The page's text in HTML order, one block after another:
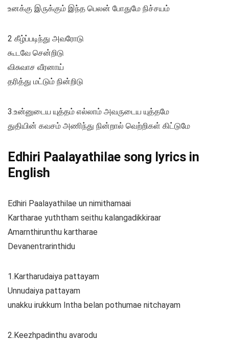
உனக்கு இருக்கும் இந்த பெலன் போதுமே நிச்சயம்
2 கீழ்ப்படிந்து அவரோடு
கூடவே சென்றிடு
விசுவாச வீரனாய்
தரித்து மட்டும் நின்றிடு
3.உன்னுடைய யுத்தம் எல்லாம் அவருடைய யுத்தமே
துதியின் கவசம் அணிந்து நின்றால் வெற்றிகள் கிட்டுமே
Edhiri Paalayathilae song lyrics in
English
Edhiri Paalayathilae un nimithamaai
Kartharae yuththam seithu kalangadikkiraar
Amarnthirunthu kartharae
Devanentrarinthidu
1.Kartharudaiya pattayam
Unnudaiya pattayam
unakku irukkum Intha belan pothumae nitchayam
2.Keezhpadinthu avarodu